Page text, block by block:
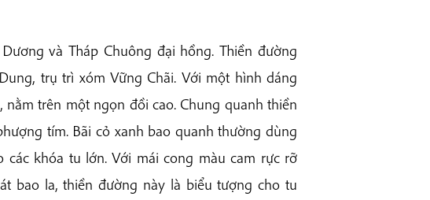
và Tháp Chuông đại hồng. Thiền đường
trụ trì xóm Vững Chãi. Với một hình dáng
trên một ngọn đồi cao. Chung quanh thiền
tím. Bãi cỏ xanh bao quanh thường dùng
các khóa tu lớn. Với mái cong màu cam rực rỡ
bao la, thiền đường này là biểu tượng cho tu